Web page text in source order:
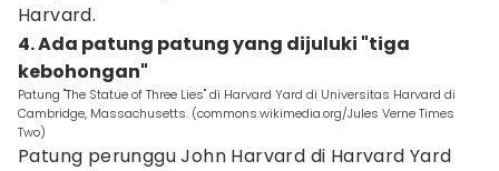
Harvard.
4. Ada patung patung yang dijuluki "tiga
kebohongan"
Patung "The Statue of Three Lies" di Harvard Yard di Universitas Harvard di
Cambridge, Massachusetts. (commons.wikimedia.org/Jules Verne Times
Two)
Patung perunggu John Harvard di Harvard Yard